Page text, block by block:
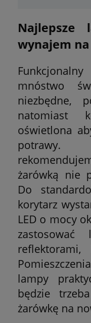
Najlepsze
wynajem
mnóstwo
niezbędne,
natomiast
oświetlona
potrawy.
żarówką nie
Do
korytarz
LED o mocy
lampy
będzie
żarówkę na